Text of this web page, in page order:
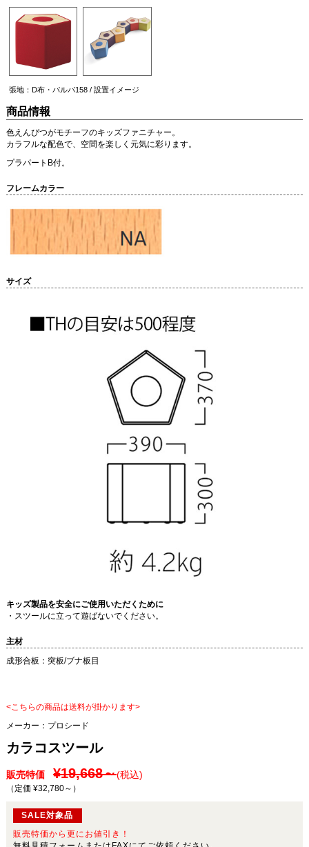
張地：D布・パルパ158 / 設置イメージ
商品情報
色えんぴつがモチーフのキッズファニチャー。
カラフルな配色で、空間を楽しく元気に彩ります。
プラパートB付。
フレームカラー
サイズ
キッズ製品を安全にご使用いただくために
・スツールに立って遊ばないでください。
主材
成形合板：突板/ブナ板目
<こちらの商品は送料が掛かります>
メーカー： プロシード
カラコスツール
販売特価 ¥19,668～(税込)
（定価 ¥32,780～ ）
SALE対象品
販売特価から更にお値引き！